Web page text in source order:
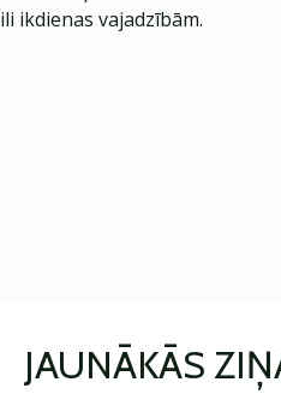
ikdienas vajadzībām.
JAUNĀKĀS